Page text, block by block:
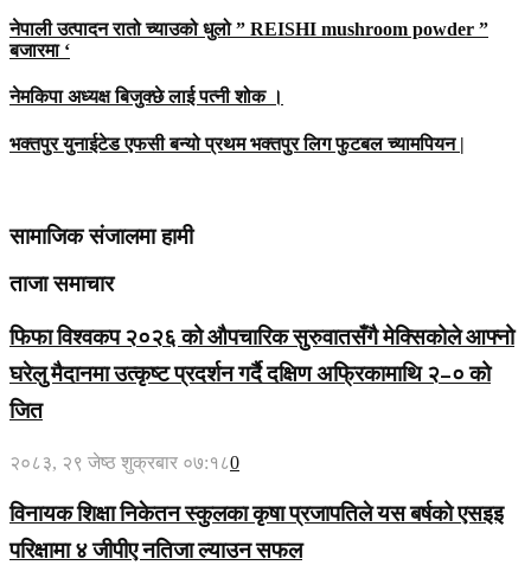
नेपाली उत्पादन रातो च्याउको धुलो ” REISHI mushroom powder ”
बजारमा ‘
नेमकिपा अध्यक्ष बिजुक्छे लाई पत्नी शोक ।
भक्तपुर युनाईटेड एफसी बन्यो प्रथम भक्तपुर लिग फुटबल च्यामपियन |
सामाजिक संजालमा हामी
ताजा समाचार
फिफा विश्वकप २०२६ को औपचारिक सुरुवातसँगै मेक्सिकोले आफ्नो
घरेलु मैदानमा उत्कृष्ट प्रदर्शन गर्दै दक्षिण अफ्रिकामाथि २–० को
जित
२०८३, २९ जेष्ठ शुक्रबार ०७:१८0
विनायक शिक्षा निकेतन स्कुलका कृषा प्रजापतिले यस बर्षको एसइइ
परिक्षामा ४ जीपीए नतिजा ल्याउन सफल